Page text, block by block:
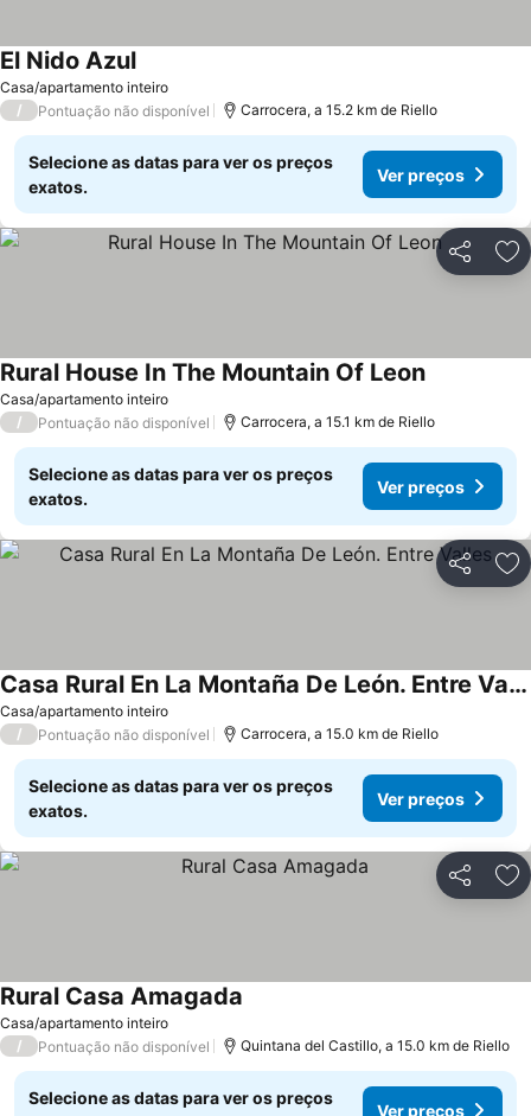
Casa/apartamento inteiro
El Nido AzulVer preços
/ Pontuação não disponível Carrocera, a 15.2 km de Riello
Selecione as datas para ver os preços
exatos.
Ver preços
Partilhar
Casa/apartamento inteiro
Rural House In The Mountain Of LeonVer preços
/ Pontuação não disponível Carrocera, a 15.1 km de Riello
Selecione as datas para ver os preços
exatos.
Ver preços
Partilhar
Casa/apartamento inteiro
Casa Rural En La Montaña De León. Entre Valles
Ver preços
/ Pontuação não disponível Carrocera, a 15.0 km de Riello
Selecione as datas para ver os preços
exatos.
Ver preços
Partilhar
Casa/apartamento inteiro
Rural Casa Amagada
/ Pontuação não disponível Quintana del Castillo, a 15.0 km de Riello
Selecione as datas para ver os preços
Ver preços